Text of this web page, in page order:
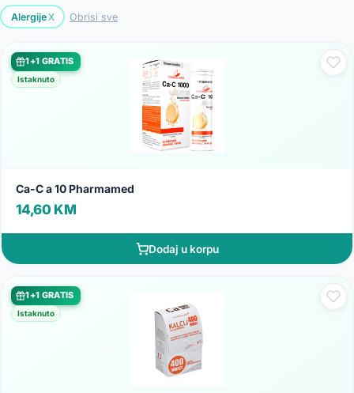
Alergijex Obrisi sve
1+1 GRATIS
Istaknuto
Ca-C a 10 Pharmamed
14,60 KM
Dodaj u korpu
1+1 GRATIS
Istaknuto